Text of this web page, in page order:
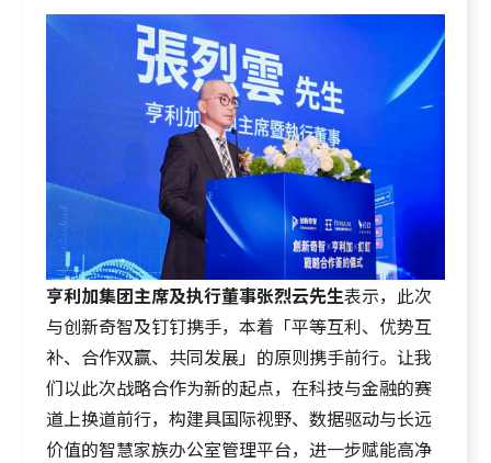
亨利加集团主席及执行董事张烈云先生表示，此次
与创新奇智及钉钉携手，本着「平等互利、优势互
补、合作双赢、共同发展」的原则携手前行。让我
们以此次战略合作为新的起点，在科技与金融的赛
道上换道前行，构建具国际视野、数据驱动与长远
价值的智慧家族办公室管理平台，进一步赋能高净